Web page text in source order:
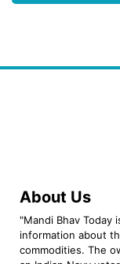
About Us
"Mandi Bhav Today
information about
commodities. The